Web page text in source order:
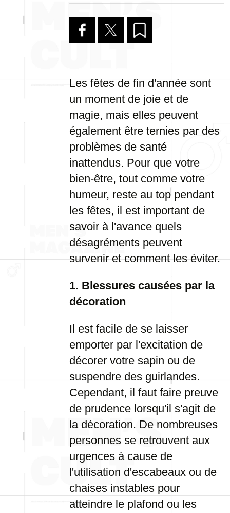
Les fêtes de fin d'année sont
un moment de joie et de
magie, mais elles peuvent
également être ternies par des
problèmes de santé
inattendus. Pour que votre
bien-être, tout comme votre
humeur, reste au top pendant
les fêtes, il est important de
savoir à l'avance quels
désagréments peuvent
survenir et comment les éviter.
1. Blessures causées par la
décoration
Il est facile de se laisser
emporter par l'excitation de
décorer votre sapin ou de
suspendre des guirlandes.
Cependant, il faut faire preuve
de prudence lorsqu'il s'agit de
la décoration. De nombreuses
personnes se retrouvent aux
urgences à cause de
l'utilisation d'escabeaux ou de
chaises instables pour
atteindre le plafond ou les